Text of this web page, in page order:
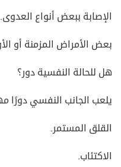
الإصابة ببعض أنواع العدوى.
بعض الأمراض المزمنة أو
هل للحالة النفسية دور؟
يلعب الجانب النفسي دورًا
القلق المستمر.
الاكتئاب.